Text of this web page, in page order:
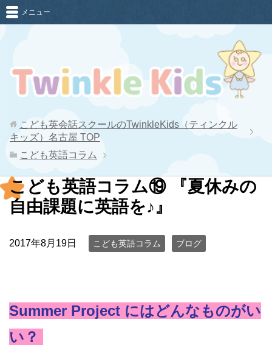
メニュー
こども英会話スクールのTwinkleKids（ティンクル
キッズ）名古屋 TOP
こども英語コラム
こども英語コラム⑲ 『夏休みの
自由課題に英語を♪』
2017年8月19日 こども英語コラム ブログ
Summer Project にはどんなものがい
い？